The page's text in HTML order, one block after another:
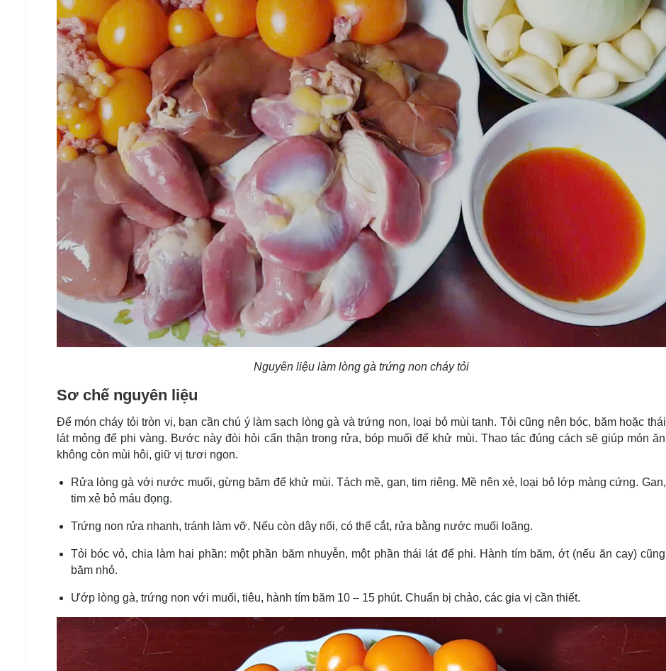
Nguyên liệu làm lòng gà trứng non cháy tỏi
Sơ chế nguyên liệu
Để món cháy tỏi tròn vị, bạn cần chú ý làm sạch lòng gà và trứng non, loại bỏ mùi tanh. Tỏi cũng nên bóc, băm hoặc thái
lát mỏng để phi vàng. Bước này đòi hỏi cẩn thận trong rửa, bóp muối để khử mùi. Thao tác đúng cách sẽ giúp món ăn
không còn mùi hôi, giữ vị tươi ngon.
Rửa lòng gà với nước muối, gừng băm để khử mùi. Tách mề, gan, tim riêng. Mề nên xẻ, loại bỏ lớp màng cứng. Gan,
tim xẻ bỏ máu đọng.
Trứng non rửa nhanh, tránh làm vỡ. Nếu còn dây nối, có thể cắt, rửa bằng nước muối loãng.
Tỏi bóc vỏ, chia làm hai phần: một phần băm nhuyễn, một phần thái lát để phi. Hành tím băm, ớt (nếu ăn cay) cũng
băm nhỏ.
Ướp lòng gà, trứng non với muối, tiêu, hành tím băm 10 – 15 phút. Chuẩn bị chảo, các gia vị cần thiết.